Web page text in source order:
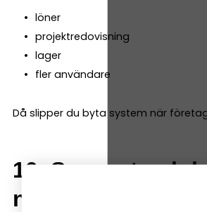
löner
projektredovisning
lager
fler användare
Då slipper du byta system när
10. Support och
något går fel